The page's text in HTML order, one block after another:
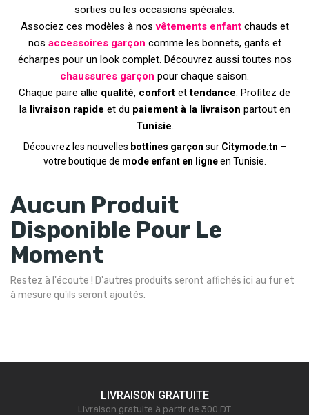
sorties ou les occasions spéciales.
Associez ces modèles à nosvêtements enfantchauds et
nos accessoires garçon comme les bonnets, gants et
écharpes pour un look complet. Découvrez aussi toutes nos
chaussures garçon pour chaque saison.
Chaque paire allie qualité, confort ettendance . Profitez de
la livraison rapide et du paiement à la livraison partout en
Tunisie
Découvrez les nouvelles bottines garçon sur Citymode.tn –
votre boutique de mode enfant en ligneen Tunisie.
Aucun Produit
Disponible Pour Le
Moment
Restez à l'écoute ! D'autres produits seront affichés ici au fur et
à mesure qu'ils seront ajoutés.
LIVRAISON GRATUITE
Livraison gratuite à partir de 300 DT